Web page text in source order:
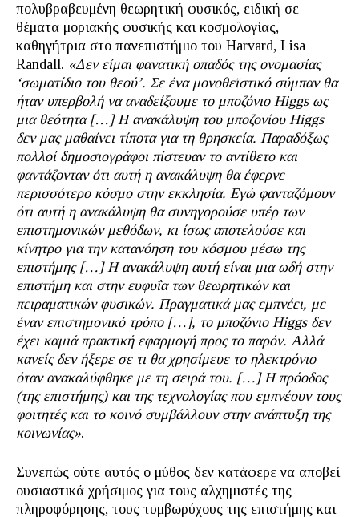
πολυβραβευμένη θεωρητική φυσικός, ειδική σε
θέματα μοριακής φυσικής και κοσμολογίας,
καθηγήτρια στο πανεπιστήμιο του Harvard, Lisa
Randall. «Δεν είμαι φανατική οπαδός της ονομασίας
‘σωματίδιο του θεού’. Σε ένα μονοθεϊστικό σύμπαν θα
ήταν υπερβολή να αναδείξουμε το μποζόνιο Higgs ως
μια θεότητα […] Η ανακάλυψη του μποζονίου Higgs
δεν μας μαθαίνει τίποτα για τη θρησκεία. Παραδόξως
πολλοί δημοσιογράφοι πίστευαν το αντίθετο και
φαντάζονταν ότι αυτή η ανακάλυψη θα έφερνε
περισσότερο κόσμο στην εκκλησία. Εγώ φανταζόμουν
ότι αυτή η ανακάλυψη θα συνηγορούσε υπέρ των
επιστημονικών μεθόδων, κι ίσως αποτελούσε και
κίνητρο για την κατανόηση του κόσμου μέσω της
επιστήμης […] Η ανακάλυψη αυτή είναι μια ωδή στην
επιστήμη και στην ευφυΐα των θεωρητικών και
πειραματικών φυσικών. Πραγματικά μας εμπνέει, με
έναν επιστημονικό τρόπο […], το μποζόνιο Higgs δεν
έχει καμιά πρακτική εφαρμογή προς το παρόν. Αλλά
κανείς δεν ήξερε σε τι θα χρησίμευε το ηλεκτρόνιο
όταν ανακαλύφθηκε με τη σειρά του. […] Η πρόοδος
(της επιστήμης) και της τεχνολογίας που εμπνέουν τους
φοιτητές και το κοινό συμβάλλουν στην ανάπτυξη της
κοινωνίας».
Συνεπώς ούτε αυτός ο μύθος δεν κατάφερε να αποβεί
ουσιαστικά χρήσιμος για τους αλχημιστές της
πληροφόρησης, τους τυμβωρύχους της επιστήμης και